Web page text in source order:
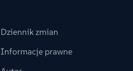
Dziennik zmian
Informacje prawne